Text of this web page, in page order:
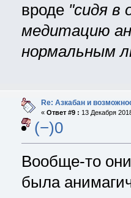
вроде "сидя в
медитацию
нормальным
Re: Азкабан и
« Ответ #9 : 13 Декабря
(−)0
Вообще-то
была